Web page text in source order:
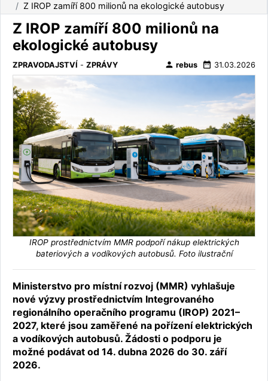
Z IROP zamíří 800 milionů na ekologické autobusy
Z IROP zamíří 800 milionů na
ekologické autobusy
ZPRAVODAJSTVÍ - ZPRÁVY person rebus date_range 31.03.2026
IROP prostřednictvím MMR podpoří nákup elektrických
bateriových a vodíkových autobusů. Foto ilustrační
Ministerstvo pro místní rozvoj (MMR) vyhlašuje
nové výzvy prostřednictvím Integrovaného
regionálního operačního programu (IROP) 2021–
2027, které jsou zaměřené na pořízení elektrických
a vodíkových autobusů. Žádosti o podporu je
možné podávat od 14. dubna 2026 do 30. září
2026.